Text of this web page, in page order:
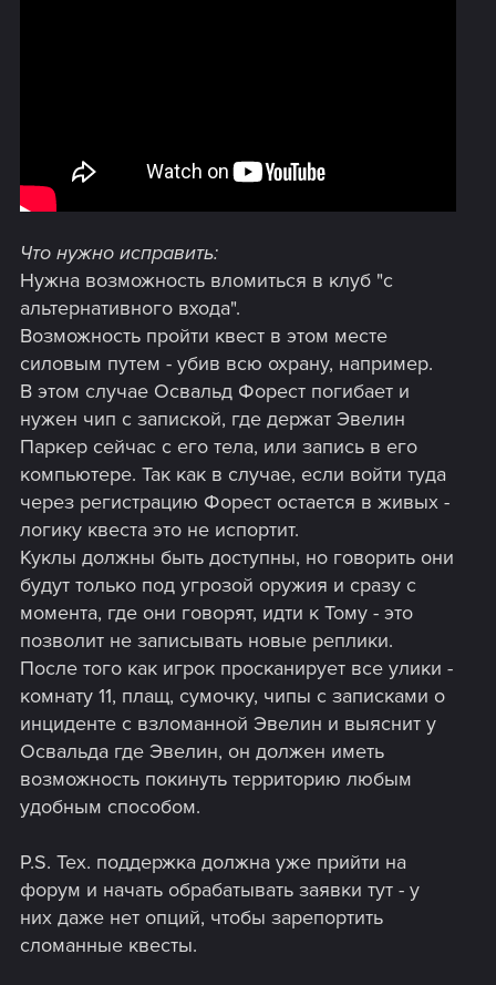
Что нужно исправить:
Нужна возможность вломиться в клуб "с
альтернативного входа".
Возможность пройти квест в этом месте
силовым путем - убив всю охрану, например.
В этом случае Освальд Форест погибает и
нужен чип с запиской, где держат Эвелин
Паркер сейчас с его тела, или запись в его
компьютере. Так как в случае, если войти туда
через регистрацию Форест остается в живых -
логику квеста это не испортит.
Куклы должны быть доступны, но говорить они
будут только под угрозой оружия и сразу с
момента, где они говорят, идти к Тому - это
позволит не записывать новые реплики.
После того как игрок просканирует все улики -
комнату 11, плащ, сумочку, чипы с записками о
инциденте с взломанной Эвелин и выяснит у
Освальда где Эвелин, он должен иметь
возможность покинуть территорию любым
удобным способом.
P.S. Тех. поддержка должна уже прийти на
форум и начать обрабатывать заявки тут - у
них даже нет опций, чтобы зарепортить
сломанные квесты.